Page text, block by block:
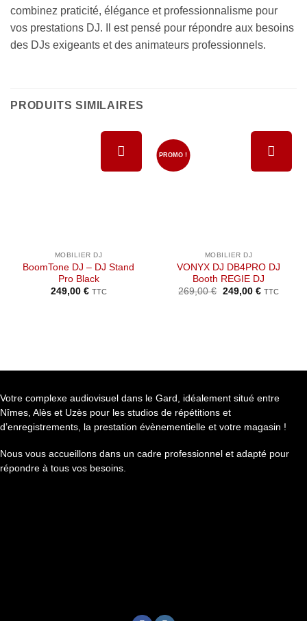
combinez praticité, élégance et professionnalisme pour
vos prestations DJ. Il est pensé pour répondre aux besoins
des DJs exigeants et des animateurs professionnels.
PRODUITS SIMILAIRES
MOBILIER DJ
BoomTone DJ – DJ Stand
Pro Black
249,00 € TTC
PROMO !
MOBILIER DJ
VONYX DJ DB4PRO DJ
Booth REGIE DJ
269,00€ Le
249,00 €Le
TTC
Votre complexe audiovisuel dans le Gard, idéalement situé entre
Nîmes, Alès et Uzès pour les studios de répétitions et
d’enregistrements, la prestation évènementielle et votre magasin !
Nous vous accueillons dans un cadre professionnel et adapté pour
répondre à tous vos besoins.